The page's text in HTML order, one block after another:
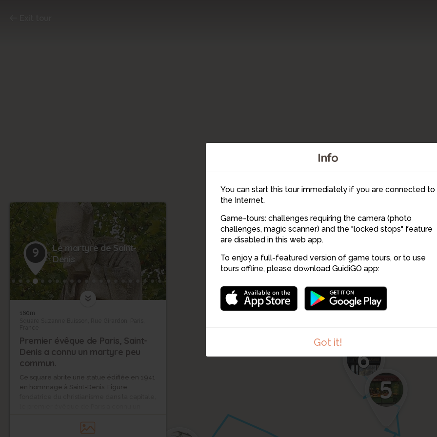
Info
You can start this tour immediately if you are connected to
the Internet.
Game-tours: challenges requiring the camera (photo
challenges, magic scanner) and the "locked stops" feature
are disabled in this web app.
To enjoy a full-featured version of game tours, or to use
tours offline, please download GuidiGO app:
Got it!
15
12
11
10
9
8
7
6
5
9
Le martyre de Saint-
Denis
160m
Premier évêque de Paris, Saint-
Denis a connu un martyre peu
commun.
Ce square abrite une statue édifiée en 1941
en hommage à Saint-Denis. Figure